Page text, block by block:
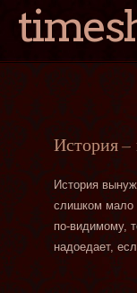
История —
История
слишком мало
по-видимому,
надоедает,